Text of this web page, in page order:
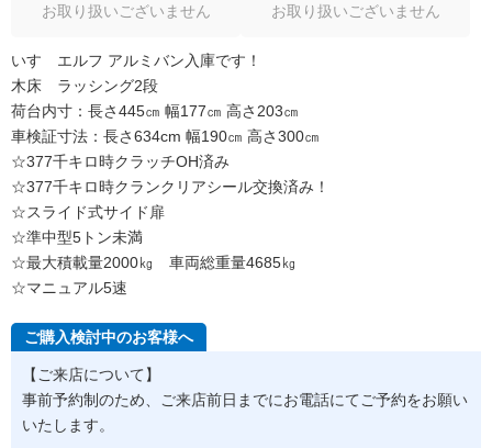
お取り扱いございません お取り扱いございません
いすゞエルフ アルミバン入庫です！
木床 ラッシング2段
荷台内寸：長さ445㎝ 幅177㎝ 高さ203㎝
車検証寸法：長さ634cm 幅190㎝ 高さ300㎝
☆377千キロ時クラッチOH済み
☆377千キロ時クランクリアシール交換済み！
☆スライド式サイド扉
☆準中型5トン未満
☆最大積載量2000㎏ 車両総重量4685㎏
☆マニュアル5速
ご購入検討中のお客様へ
【ご来店について】
事前予約制のため、ご来店前日までにお電話にてご予約をお願い
いたします。